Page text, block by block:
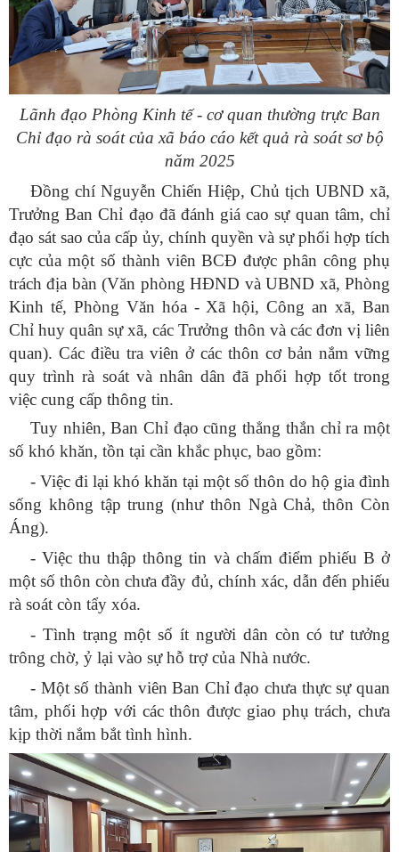
Lãnh đạo Phòng Kinh tế - cơ quan thường trực Ban
Chỉ đạo rà soát của xã báo cáo kết quả rà soát sơ bộ
năm 2025
Đồng chí Nguyễn Chiến Hiệp, Chủ tịch UBND xã,
Trưởng Ban Chỉ đạo đã đánh giá cao sự quan tâm, chỉ
đạo sát sao của cấp ủy, chính quyền và sự phối hợp tích
cực của một số thành viên BCĐ được phân công phụ
trách địa bàn (Văn phòng HĐND và UBND xã, Phòng
Kinh tế, Phòng Văn hóa - Xã hội, Công an xã, Ban
Chỉ huy quân sự xã, các Trưởng thôn và các đơn vị liên
quan). Các điều tra viên ở các thôn cơ bản nắm vững
quy trình rà soát và nhân dân đã phối hợp tốt trong
việc cung cấp thông tin.
Tuy nhiên, Ban Chỉ đạo cũng thẳng thắn chỉ ra một
số khó khăn, tồn tại cần khắc phục, bao gồm:
- Việc đi lại khó khăn tại một số thôn do hộ gia đình
sống không tập trung (như thôn Ngà Chả, thôn Còn
Áng).
- Việc thu thập thông tin và chấm điểm phiếu B ở
một số thôn còn chưa đầy đủ, chính xác, dẫn đến phiếu
rà soát còn tẩy xóa.
- Tình trạng một số ít người dân còn có tư tưởng
trông chờ, ỷ lại vào sự hỗ trợ của Nhà nước.
- Một số thành viên Ban Chỉ đạo chưa thực sự quan
tâm, phối hợp với các thôn được giao phụ trách, chưa
kịp thời nắm bắt tình hình.